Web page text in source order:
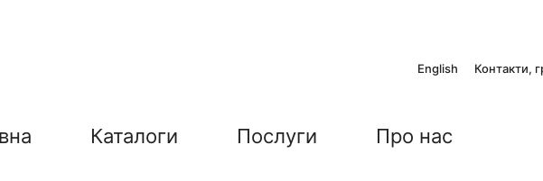
English Контакти,
Каталоги Послуги Про нас